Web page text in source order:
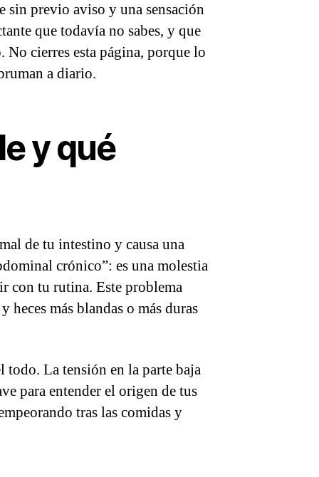
sin previo aviso y una sensación
que todavía no sabes, y que
No cierres esta página, porque lo
a diario.
y qué
de tu intestino y causa una
crónico”: es una molestia
con tu rutina. Este problema
heces más blandas o más duras
todo. La tensión en la parte baja
para entender el origen de tus
tras las comidas y